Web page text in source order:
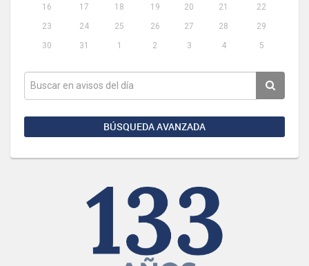
16
17 18 19 20 21
22
23
24 25 26 27 28
29
30
31 1 2 3 4 5
BÚSQUEDA AVANZADA